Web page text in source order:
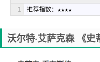
1 推荐指数：★★★★
沃尔特·艾萨克森 《史